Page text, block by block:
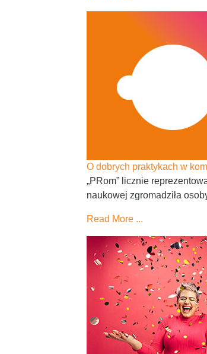
O dobrych praktykach w
„PRom” licznie
naukowej zgromadziła
Read More ...